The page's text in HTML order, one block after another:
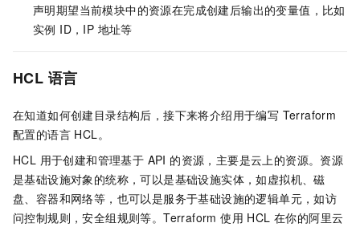
声明期望当前模块中的资源在完成创建后输出的变量值，比如
实例 ID，IP 地址等
HCL 语言
在知道如何创建目录结构后，接下来将介绍用于编写 Terraform
配置的语言 HCL。
HCL 用于创建和管理基于 API 的资源，主要是云上的资源。资源
是基础设施对象的统称，可以是基础设施实体，如虚拟机、磁
盘、容器和网络等，也可以是服务于基础设施的逻辑单元，如访
问控制规则，安全组规则等。Terraform 使用 HCL 在你的阿里云